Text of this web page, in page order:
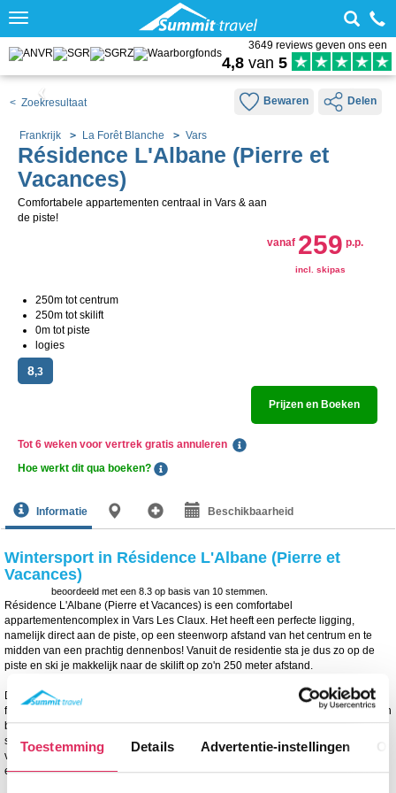
Toestemming Details Advertentie-instellingen
Toggle
3649 reviews geven ons een
4,8 van 5
< Zoekresultaat Bewaren Delen
Frankrijk La Forêt Blanche Vars
Résidence L'Albane (Pierre et
Vacances)
Comfortabele appartementen centraal in Vars & aan
de piste!
vanaf 259 p.p.
incl. skipas
250m tot centrum
250m tot skilift
0m tot piste
logies
8,3
Prijzen en Boeken
Tot 6 weken voor vertrek gratis annuleren
Hoe werkt dit qua boeken?
Informatie Beschikbaarheid
Wintersport in Résidence L'Albane (Pierre et
Vacances)
beoordeeld met een 8.3 op basis van 10 stemmen.
Résidence L'Albane (Pierre et Vacances) is een comfortabel
appartementencomplex in Vars Les Claux. Het heeft een perfecte ligging,
namelijk direct aan de piste, op een steenworp afstand van het centrum en te
midden van een prachtig dennenbos! Vanuit de residentie sta je dus zo op de
piste en ski je makkelijk naar de skilift op zo'n 250 meter afstand.
Deze luxe residentie heeft een typische uitstraling en beschikt over goede
faciliteiten, waaronder een receptie met zithoek, overdekte parkeergarage (tegen
betaling), pooltafel, kinderspeelruimte en een skiberging. Ook is er een kleine
supermarkt op het terrein. Na een dag op de piste kun je ontspannen in het
verwarmde buitenzwembad. Ook biedt Résidence L'Albane (Pierre et Vacances)
een gratis pendeldienst tussen de verschillende delen van het dorp aan.